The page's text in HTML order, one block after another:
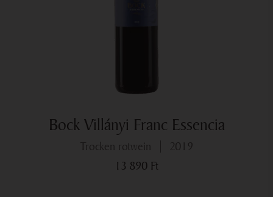
Bock Villányi Franc Essencia
trocken rotwein
2019
13 890Ft